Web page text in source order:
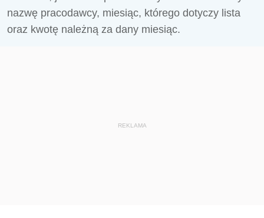
nazwę pracodawcy, miesiąc, którego dotyczy lista
oraz kwotę należną za dany miesiąc.
REKLAMA